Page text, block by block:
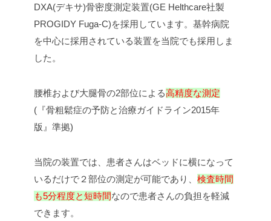
DXA(デキサ)骨密度測定装置(GE Helthcare社製
PROGIDY Fuga-C)を採用しています。基幹病院
を中心に採用されている装置を当院でも採用しま
した。
腰椎および大腿骨の2部位による高精度な測定
(『骨粗鬆症の予防と治療ガイドライン2015年
版』準拠)
当院の装置では、患者さんはベッドに横になって
いるだけで２部位の測定が可能であり、 検査時間
も5分程度と短時間なので患者さんの負担を軽減
できます。